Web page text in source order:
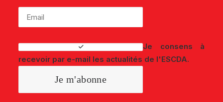
Je consens à
recevoir par e-mail les actualités de l'ESCDA.